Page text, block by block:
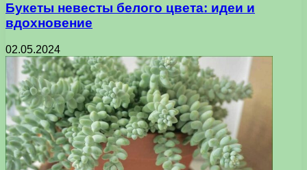
Букеты невесты белого цвета: идеи и
вдохновение
02.05.2024